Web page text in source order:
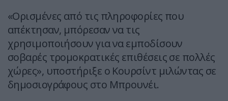
«Ορισμένες από τις πληροφορίες που
απέκτησαν, μπόρεσαν να τις
χρησιμοποιήσουν για να εμποδίσουν
σοβαρές τρομοκρατικές επιθέσεις σε πολλές
χώρες», υποστήριξε ο Κουρσίντ μιλώντας σε
δημοσιογράφους στο Μπρουνέι.